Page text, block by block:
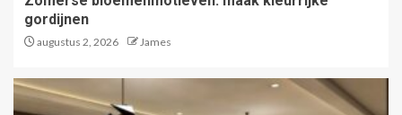
gordijnen
augustus 2, 2026 James